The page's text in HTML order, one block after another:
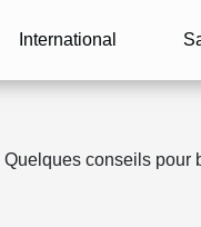
International
Quelques conseils pour